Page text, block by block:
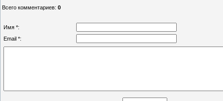
Всего комментариев: 0
Имя *:
Email *: